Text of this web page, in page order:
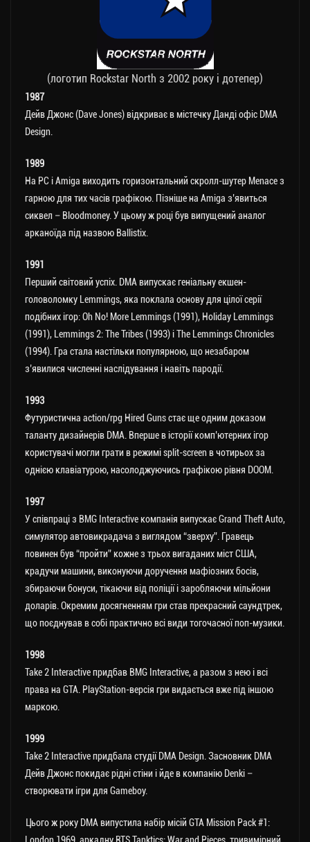
(логотип Rockstar North з 2002 року і дотепер)
1987
Дейв Джонс (Dave Jones) відкриває в містечку Данді офіс DMA
Design.
1989
На РС і Amiga виходить горизонтальний скролл-шутер Menace з
гарною для тих часів графікою. Пізніше на Amiga з’явиться
сиквел – Bloodmoney. У цьому ж році був випущений аналог
арканоїда під назвою Ballistix.
1991
Перший світовий успіх. DMA випускає геніальну екшен-
головоломку Lemmings, яка поклала основу для цілої серії
подібних ігор: Оh No! More Lemmings (1991), Holiday Lemmings
(1991), Lemmings 2: The Tribes (1993) і The Lemmings Chronicles
(1994). Гра стала настільки популярною, що незабаром
з’явилися численні наслідування і навіть пародії.
1993
Футуристична action/rpg Hired Guns стає ще одним доказом
таланту дизайнерів DMA. Вперше в історії комп’ютерних ігор
користувачі могли грати в режимі split-screen в чотирьох за
однією клавіатурою, насолоджуючись графікою рівня DOOM.
1997
У співпраці з BMG Interactive компанія випускає Grand Theft Auto,
симулятор автовикрадача з виглядом “зверху”. Гравець
повинен був “пройти” кожне з трьох вигаданих міст США,
крадучи машини, виконуючи доручення мафіозних босів,
збираючи бонуси, тікаючи від поліції і заробляючи мільйони
доларів. Окремим досягненням гри став прекрасний саундтрек,
що поєднував в собі практично всі види тогочасної поп-музики.
1998
Take 2 Interactive придбав BMG Interactive, а разом з нею і всі
права на GTA. PlayStation-версія гри видається вже під іншою
маркою.
1999
Take 2 Interactive придбала студії DMA Design. Засновник DMA
Дейв Джонс покидає рідні стіни і йде в компанію Denki –
створювати ігри для Gameboy.
Цього ж року DMA випустила набір місій GTA Mission Pack #1: